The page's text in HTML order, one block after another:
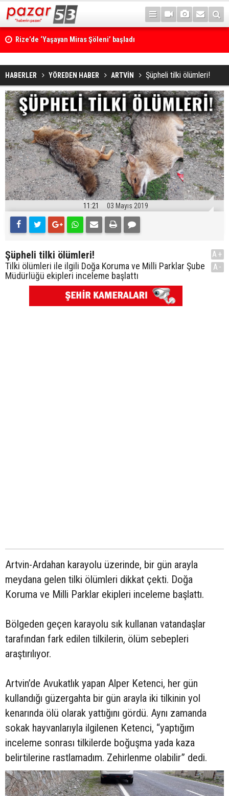
Rize’de ‘Yaşayan Miras Şöleni’ başladı
HABERLER YÖREDEN HABER ARTVİN Şüpheli tilki ölümleri!
11:21 03 Mayıs 2019
Şüpheli tilki ölümleri!
Tilki ölümleri ile ilgili Doğa Koruma ve Milli Parklar Şube
Müdürlüğü ekipleri inceleme başlattı
A+
A-
Artvin-Ardahan karayolu üzerinde, bir gün arayla
meydana gelen tilki ölümleri dikkat çekti. Doğa
Koruma ve Milli Parklar ekipleri inceleme başlattı.
Bölgeden geçen karayolu sık kullanan vatandaşlar
tarafından fark edilen tilkilerin, ölüm sebepleri
araştırılıyor.
Artvin’de Avukatlık yapan Alper Ketenci, her gün
kullandığı güzergahta bir gün arayla iki tilkinin yol
kenarında ölü olarak yattığını gördü. Aynı zamanda
sokak hayvanlarıyla ilgilenen Ketenci, “yaptığım
inceleme sonrası tilkilerde boğuşma yada kaza
belirtilerine rastlamadım. Zehirlenme olabilir” dedi.